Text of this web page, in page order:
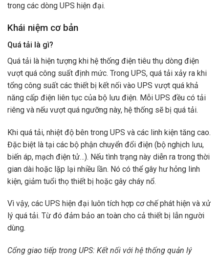
trong các dòng UPS hiện đại.
Khái niệm cơ bản
Quá tải là gì?
Quá tải là hiện tượng khi hệ thống điện tiêu thụ dòng điện
vượt quá công suất định mức. Trong UPS, quá tải xảy ra khi
tổng công suất các thiết bị kết nối vào UPS vượt quá khả
năng cấp điện liên tục của bộ lưu điện. Mỗi UPS đều có tải
riêng và nếu vượt quá ngưỡng này, hệ thống sẽ bị quá tải.
Khi quá tải, nhiệt độ bên trong UPS và các linh kiện tăng cao.
Đặc biệt là tại các bộ phận chuyển đổi điện (bộ nghịch lưu,
biến áp, mạch điện tử…). Nếu tình trạng này diễn ra trong thời
gian dài hoặc lặp lại nhiều lần. Nó có thể gây hư hỏng linh
kiện, giảm tuổi thọ thiết bị hoặc gây cháy nổ.
Vì vậy, các UPS hiện đại luôn tích hợp cơ chế phát hiện và xử
lý quá tải. Từ đó đảm bảo an toàn cho cả thiết bị lẫn người
dùng.
Cổng giao tiếp trong UPS: Kết nối với hệ thống quản lý